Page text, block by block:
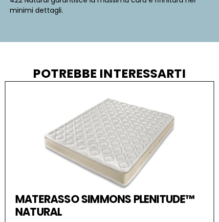
minimi dettagli.
POTREBBE INTERESSARTI
MATERASSO SIMMONS PLENITUDE™
NATURAL